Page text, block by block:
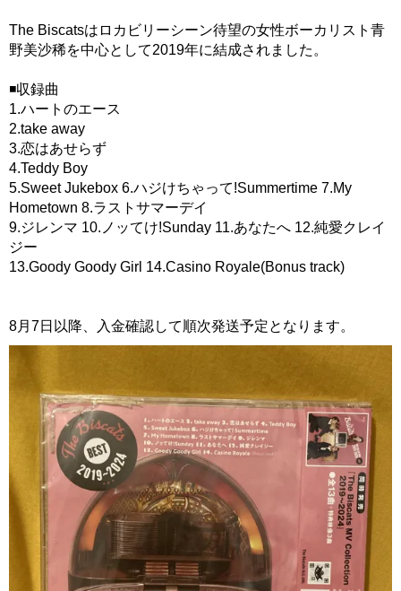
The Biscatsはロカビリーシーン待望の女性ボーカリスト青
野美沙稀を中心として2019年に結成されました。
◾収録曲
1.ハートのエース
2.take away
3.恋はあせらず
4.Teddy Boy
5.Sweet Jukebox 6.ハジけちゃって!Summertime 7.My
Hometown 8.ラストサマーデイ
9.ジレンマ 10.ノッてけ!Sunday 11.あなたへ 12.純愛クレイ
ジー
13.Goody Goody Girl 14.Casino Royale(Bonus track)
8月7日以降、入金確認して順次発送予定となります。